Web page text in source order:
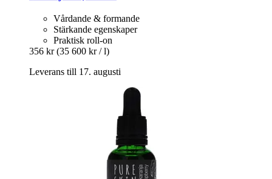
Vårdande & formande
Stärkande egenskaper
Praktisk roll-on
356 kr (35 600 kr / l)
Leverans till 17. augusti